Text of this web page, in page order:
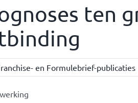
ten
en Formulebrief-publicaties